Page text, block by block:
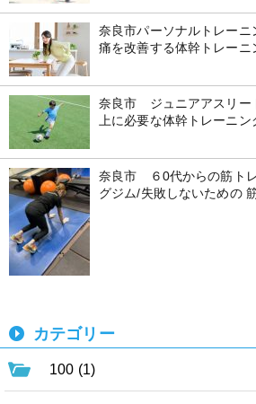
奈良市パーソナルトレー
痛を改善する体幹トレーニ
奈良市 ジュニアアスリー
上に必要な体幹トレーニ
奈良市 ６0代からの筋ト
グジム/失敗しないため
カテゴリー
100 (1)